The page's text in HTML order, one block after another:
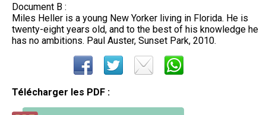
Document B :
Miles Heller is a young New Yorker living in Florida. He is
twenty-eight years old, and to the best of his knowledge he
has no ambitions. Paul Auster, Sunset Park, 2010.
Télécharger les PDF :